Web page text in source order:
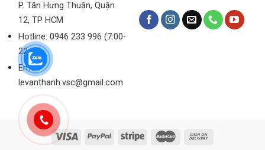
P. Tân Hưng Thuận, Quận
12, TP HCM
Hotline: 0946 233 996 (7:00-
22:00)
Email:
levanthanh.vsc@gmail.com